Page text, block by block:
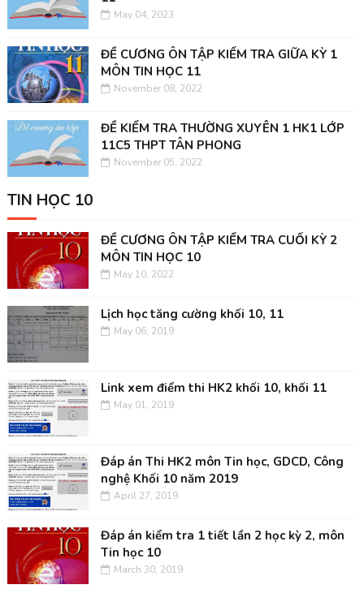
May 04, 2023
ĐỀ CƯƠNG ÔN TẬP KIỂM TRA GIỮA KỲ 1
MÔN TIN HỌC 11
November 08, 2022
ĐỀ KIỂM TRA THƯỜNG XUYÊN 1 HK1 LỚP
11C5 THPT TÂN PHONG
November 05, 2022
TIN HỌC 10
ĐỀ CƯƠNG ÔN TẬP KIỂM TRA CUỐI KỲ 2
MÔN TIN HỌC 10
May 10, 2022
Lịch học tăng cường khối 10, 11
May 06, 2019
Link xem điểm thi HK2 khối 10, khối 11
May 01, 2019
Đáp án Thi HK2 môn Tin học, GDCD, Công
nghệ Khối 10 năm 2019
April 27, 2019
Đáp án kiểm tra 1 tiết lần 2 học kỳ 2, môn
Tin học 10
March 30, 2019